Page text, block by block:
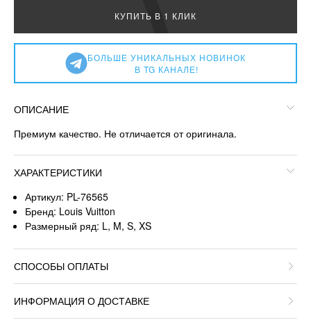
КУПИТЬ В 1 КЛИК
БОЛЬШЕ УНИКАЛЬНЫХ НОВИНОК
В TG КАНАЛЕ!
ОПИСАНИЕ
Премиум качество. Не отличается от оригинала.
ХАРАКТЕРИСТИКИ
Артикул: PL-76565
Бренд: Louis Vuitton
Размерный ряд: L, M, S, XS
СПОСОБЫ ОПЛАТЫ
ИНФОРМАЦИЯ О ДОСТАВКЕ